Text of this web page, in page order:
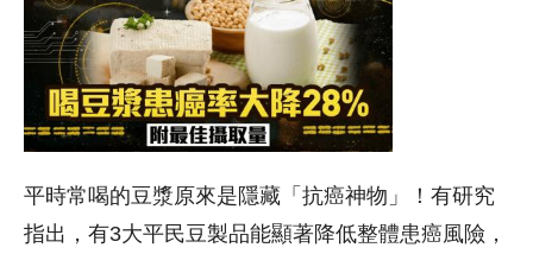
平時常喝的豆漿原來是隱藏「抗癌神物」！有研究
指出，有3大平民豆製品能顯著降低整體患癌風險，